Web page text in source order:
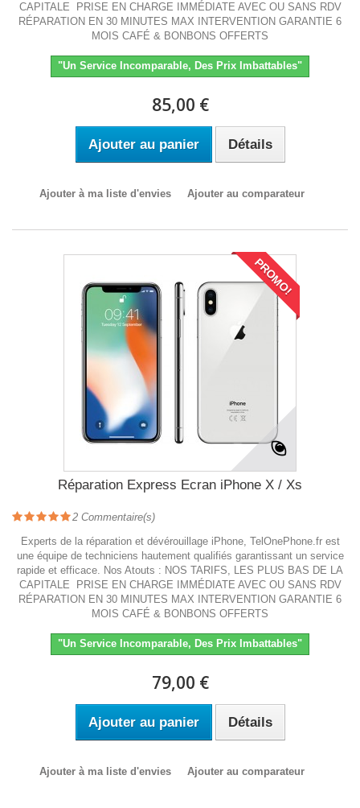
CAPITALE PRISE EN CHARGE IMMÉDIATE AVEC OU SANS RDV
RÉPARATION EN 30 MINUTES MAX INTERVENTION GARANTIE 6
MOIS CAFÉ & BONBONS OFFERTS
"Un Service Incomparable, Des Prix Imbattables"
85,00 €
Ajouter au panier Détails
Ajouter à ma liste d'envies Ajouter au comparateur
PROMO!
Réparation Express Ecran iPhone X / Xs
2 Commentaire(s)
Experts de la réparation et dévérouillage iPhone, TelOnePhone.fr est
une équipe de techniciens hautement qualifiés garantissant un service
rapide et efficace. Nos Atouts : NOS TARIFS, LES PLUS BAS DE LA
CAPITALE PRISE EN CHARGE IMMÉDIATE AVEC OU SANS RDV
RÉPARATION EN 30 MINUTES MAX INTERVENTION GARANTIE 6
MOIS CAFÉ & BONBONS OFFERTS
"Un Service Incomparable, Des Prix Imbattables"
79,00 €
Ajouter au panier Détails
Ajouter à ma liste d'envies Ajouter au comparateur